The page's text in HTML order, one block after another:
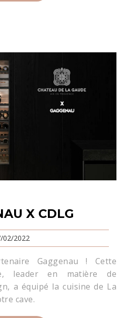
X CDLG
02/2022
Gaggenau ! Cette
leader en matière de
a équipé la cuisine de La
cave.